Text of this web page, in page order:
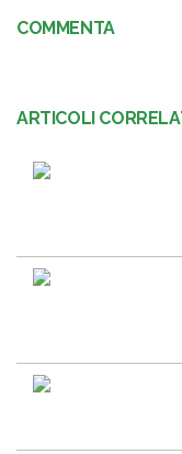
COMMENTA
ARTICOLI